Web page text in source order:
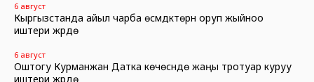
6 август
Кыргызстанда айыл чарба өсүмдүктөрүн оруп жыйноо
иштери жүрүүдө
6 август
Оштогу Курманжан Датка көчөсүндө жаңы тротуар куруу
иштери жүрүүдө